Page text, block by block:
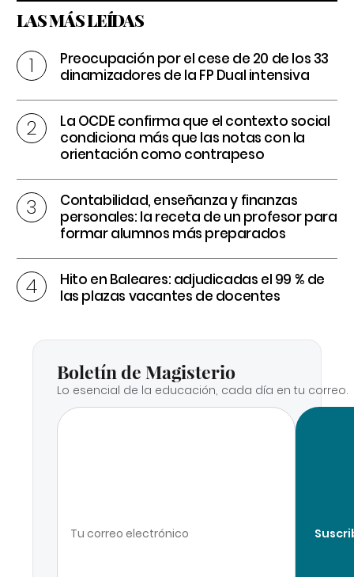
LAS MÁS LEÍDAS
Preocupación por el cese de 20 de los 33
dinamizadores de la FP Dual intensiva
La OCDE confirma que el contexto social
condiciona más que las notas con la
orientación como contrapeso
Contabilidad, enseñanza y finanzas
personales: la receta de un profesor para
formar alumnos más preparados
Hito en Baleares: adjudicadas el 99 % de
las plazas vacantes de docentes
Boletín de Magisterio
Lo esencial de la educación, cada día en tu correo.